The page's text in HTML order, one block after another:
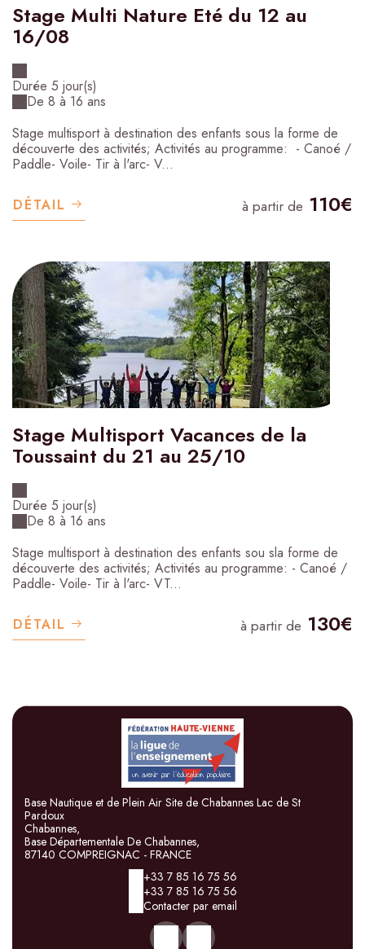
Stage Multi Nature Eté du 12 au
16/08
Durée 5 jour(s)
De 8 à 16 ans
Stage multisport à destination des enfants sous la forme de
découverte des activités; Activités au programme: - Canoé /
Paddle- Voile- Tir à l'arc- V...
DÉTAIL à partir de 110€
Stage Multisport Vacances de la
Toussaint du 21 au 25/10
Durée 5 jour(s)
De 8 à 16 ans
Stage multisport à destination des enfants sou sla forme de
découverte des activités; Activités au programme: - Canoé /
Paddle- Voile- Tir à l'arc- VT...
DÉTAIL à partir de 130€
Base Nautique et de Plein Air Site de Chabannes Lac de St
Pardoux
Chabannes,
Base Départementale De Chabannes,
87140 COMPREIGNAC - FRANCE
+33 7 85 16 75 56
+33 7 85 16 75 56
Contacter par email